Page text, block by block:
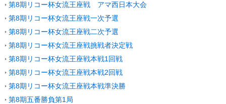
第8期リコー杯女流王座戦 アマ西日本大会
第8期リコー杯女流王座戦一次予選
第8期リコー杯女流王座戦二次予選
第8期リコー杯女流王座戦挑戦者決定戦
第8期リコー杯女流王座戦本戦1回戦
第8期リコー杯女流王座戦本戦2回戦
第8期リコー杯女流王座戦本戦準決勝
第8期五番勝負第1局